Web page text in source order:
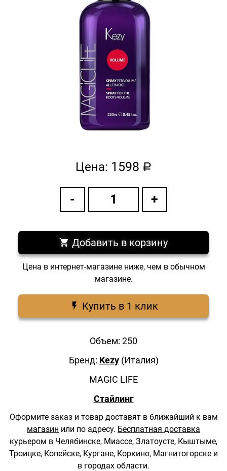
Цена: 1598 a
Добавить в корзину
Цена в интернет-магазине ниже, чем в обычном
магазине.
Купить в 1 клик
Объем: 250
Бренд: Kezy (Италия)
MAGIC LIFE
Стайлинг
Оформите заказ и товар доставят в ближайший к вам
магазин или по адресу. Бесплатная доставка
курьером в Челябинске, Миассе, Златоусте, Кыштыме,
Троицке, Копейске, Кургане, Коркино, Магнитогорске и
в городах области.